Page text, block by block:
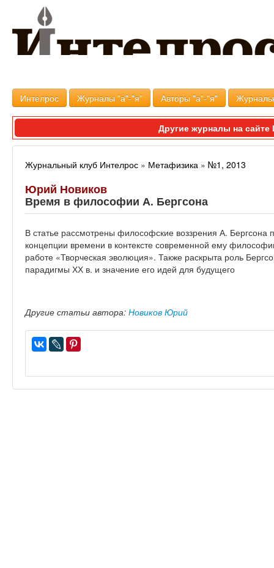
Интелрос Журналы "а"-"я" Авторы "а"-"я"
Другие журналы на
Журнальный клуб Интелрос » Метафизика » №1, 2013
Юрий Новиков
Время в философии А. Бергсона
В статье рассмотрены философские воззрения А.
концепции времени в контексте современной ему
работе «Творческая эволюция». Также раскрыта роль
парадигмы ХХ в. и значение его идей для будущего
Другие статьи автора: Новиков Юрий